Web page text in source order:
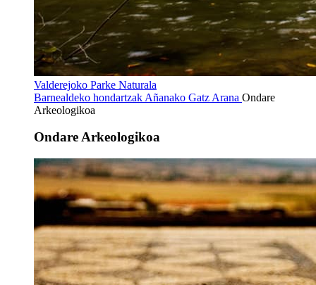
Valderejoko Parke Naturala
Barnealdeko hondartzak Añanako Gatz Arana Ondare
Arkeologikoa
Ondare Arkeologikoa